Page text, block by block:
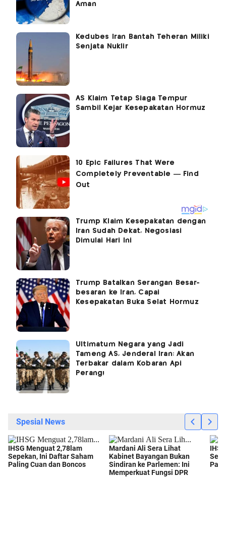
Aman
Kedubes Iran Bantah Teheran Miliki
Senjata Nuklir
AS Klaim Tetap Siaga Tempur
Sambil Kejar Kesepakatan Hormuz
Trump Klaim Kesepakatan dengan
Iran Sudah Dekat, Negosiasi
Dimulai Hari Ini
Trump Batalkan Serangan Besar-
besaran ke Iran, Capai
Kesepakatan Buka Selat Hormuz
Ultimatum Negara yang Jadi
Tameng AS, Jenderal Iran: Akan
Terbakar dalam Kobaran Api
Perang!